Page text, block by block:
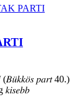
𝑝𝑎𝑟𝑡 40.)
𝑘𝑖𝑠𝑒𝑏𝑏